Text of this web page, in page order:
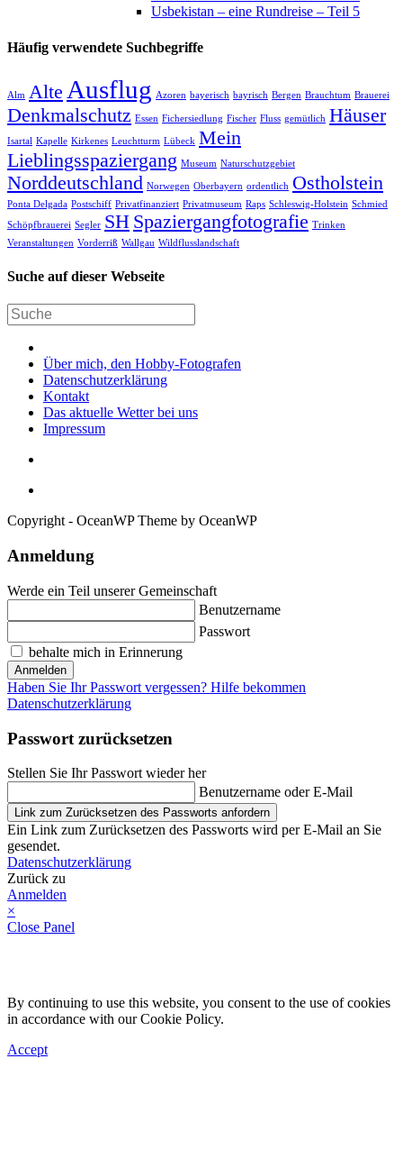
Usbekistan – eine Rundreise – Teil 5
Häufig verwendete Suchbegriffe
Alm Alte Ausflug Azoren bayerisch bayrisch Bergen Brauchtum Brauerei
Denkmalschutz Essen Fichersiedlung Fischer Fluss gemütlich Häuser
Isartal Kapelle Kirkenes Leuchtturm Lübeck Mein
Lieblingsspaziergang Museum Naturschutzgebiet
Norddeutschland Norwegen Oberbayern ordentlich Ostholstein
Ponta Delgada Postschiff Privatfinanziert Privatmuseum Raps Schleswig-Holstein Schmied
Schöpfbrauerei Segler SH Spaziergangfotografie Trinken
Veranstaltungen Vorderriß Wallgau Wildflusslandschaft
Suche auf dieser Webseite
Über mich, den Hobby-Fotografen
Datenschutzerklärung
Kontakt
Das aktuelle Wetter bei uns
Impressum
Copyright - OceanWP Theme by OceanWP
Anmeldung
Werde ein Teil unserer Gemeinschaft
Benutzername
Passwort
behalte mich in Erinnerung
Anmelden
Haben Sie Ihr Passwort vergessen? Hilfe bekommen
Datenschutzerklärung
Passwort zurücksetzen
Stellen Sie Ihr Passwort wieder her
Benutzername oder E-Mail
Link zum Zurücksetzen des Passworts anfordern
Ein Link zum Zurücksetzen des Passworts wird per E-Mail an Sie
gesendet.
Datenschutzerklärung
Zurück zu
Anmelden
×
Close Panel
By continuing to use this website, you consent to the use of cookies
in accordance with our Cookie Policy.
Accept